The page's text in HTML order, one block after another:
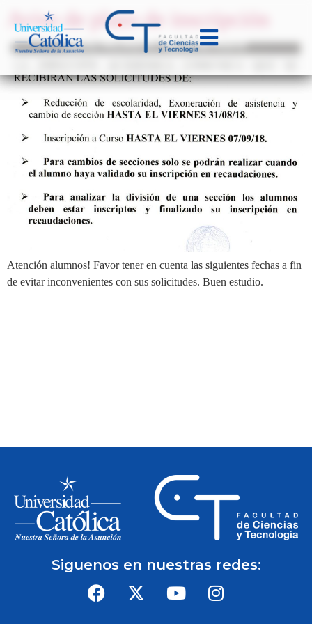
Aviso de plazo de inscripción
Atención alumnos! Favor tener en cuenta las siguientes fechas a fin
de evitar inconvenientes con sus solicitudes. Buen estudio.
Siguenos en nuestras redes: